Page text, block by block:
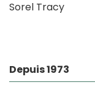
Sorel Tracy
Depuis 1973